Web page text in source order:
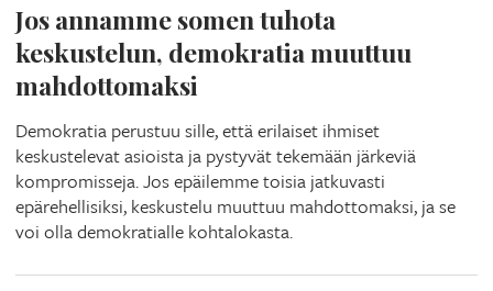
Jos annamme somen tuhota
keskustelun, demokratia muuttuu
mahdottomaksi
Demokratia perustuu sille, että erilaiset ihmiset
keskustelevat asioista ja pystyvät tekemään järkeviä
kompromisseja. Jos epäilemme toisia jatkuvasti
epärehellisiksi, keskustelu muuttuu mahdottomaksi, ja se
voi olla demokratialle kohtalokasta.